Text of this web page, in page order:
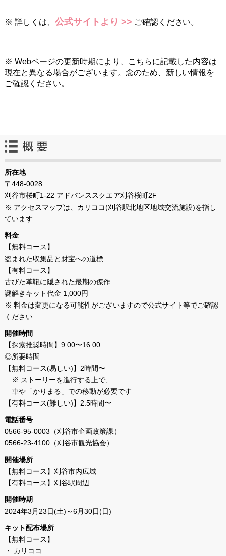
※ 詳しくは、 公式サイトより >> ご確認ください。
※ Webページの更新時期により、こちらに記載した内容は
現在と異なる場合がございます。念のため、新しい情報を
ご確認ください。
所在地
〒448-0028
刈谷市桜町1-22 アドバンススクエア刈谷桜町2F
※ アクセスマップは、カリココ(刈谷駅北地区地域交流施設)を指し
ています
料金
【無料コース】
盗まれた収集品と財宝への道標
【有料コース】
古びた革鞄に隠された最期の傑作
謎解きキット代金 1,000円
※ 料金は変更になる可能性がございますので公式サイト等でご確認
ください
開催時間
【探索推奨時間】9:00〜16:00
◎所要時間
【無料コース(易しい)】2時間〜
※ ストーリーを進行する上で、
車や「かりまる」での移動が必要です
【有料コース(難しい)】2.5時間〜
電話番号
0566-95-0003（刈谷市企画政策課）
0566-23-4100（刈谷市観光協会）
開催場所
【無料コース】刈谷市内広域
【有料コース】刈谷駅周辺
開催時期
2024年3月23日(土)～6月30日(日)
キット配布場所
【無料コース】
・ カリココ